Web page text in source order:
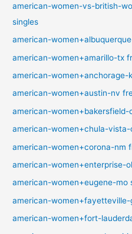
american-women-vs-british-
singles
american-
american-women+amarillo-tx
american-women+anchorage-
american-women+austin-nv
american-women+bakersfield-
american-women+chula-
american-women+corona-nm
american-women+enterprise-
american-women+eugene-mo
american-
american-women+fort-